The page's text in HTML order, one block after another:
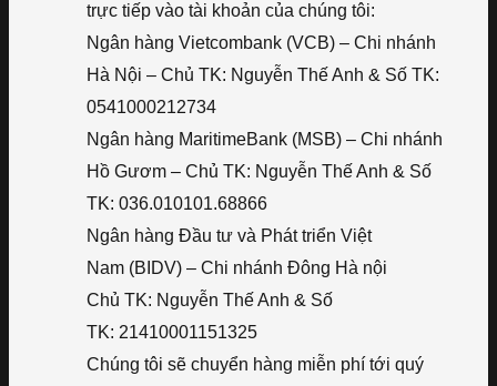
trực tiếp vào tài khoản của chúng tôi:
Ngân hàng Vietcombank (VCB) – Chi nhánh
Hà Nội – Chủ TK: Nguyễn Thế Anh & Số TK:
0541000212734
Ngân hàng MaritimeBank (MSB) – Chi nhánh
Hồ Gươm – Chủ TK: Nguyễn Thế Anh & Số
TK: 036.010101.68866
Ngân hàng Đầu tư và Phát triển Việt
Nam (BIDV) – Chi nhánh Đông Hà nội
Chủ TK: Nguyễn Thế Anh & Số
TK: 21410001151325
Chúng tôi sẽ chuyển hàng miễn phí tới quý